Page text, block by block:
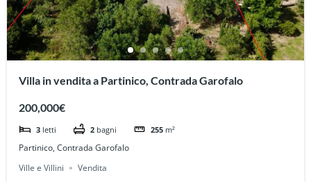
Villa in vendita a Partinico, Contrada Garofalo
200,000€
3 letti 2 bagni 255 m²
Partinico, Contrada Garofalo
Ville e Villini
Vendita